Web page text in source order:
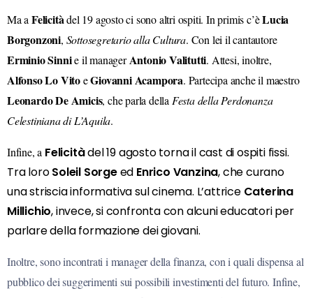
Ma a Felicitàdel 19 agosto ci sono altri ospiti. In primis c’èLucia
Borgonzoni, Sottosegretario alla Cultura. Con lei il cantautore
Erminio Sinnie il managerAntonio Valitutti. Attesi, inoltre,
Alfonso Lo VitoeGiovanni Acampora. Partecipa anche il maestro
Leonardo De Amicis, che parla della Festa della Perdonanza
Celestiniana di L’Aquila.
Infine, a Felicitàdel 19 agosto torna il cast di ospiti fissi.
Tra loroSoleil Sorgeed Enrico Vanzina, che curano
una striscia informativa sul cinema. L’attrice Caterina
Millichio, invece, si confronta con alcuni educatori per
parlare della formazione dei giovani.
Inoltre, sono incontrati i manager della finanza, con i quali dispensa al
pubblico dei suggerimenti sui possibili investimenti del futuro. Infine,